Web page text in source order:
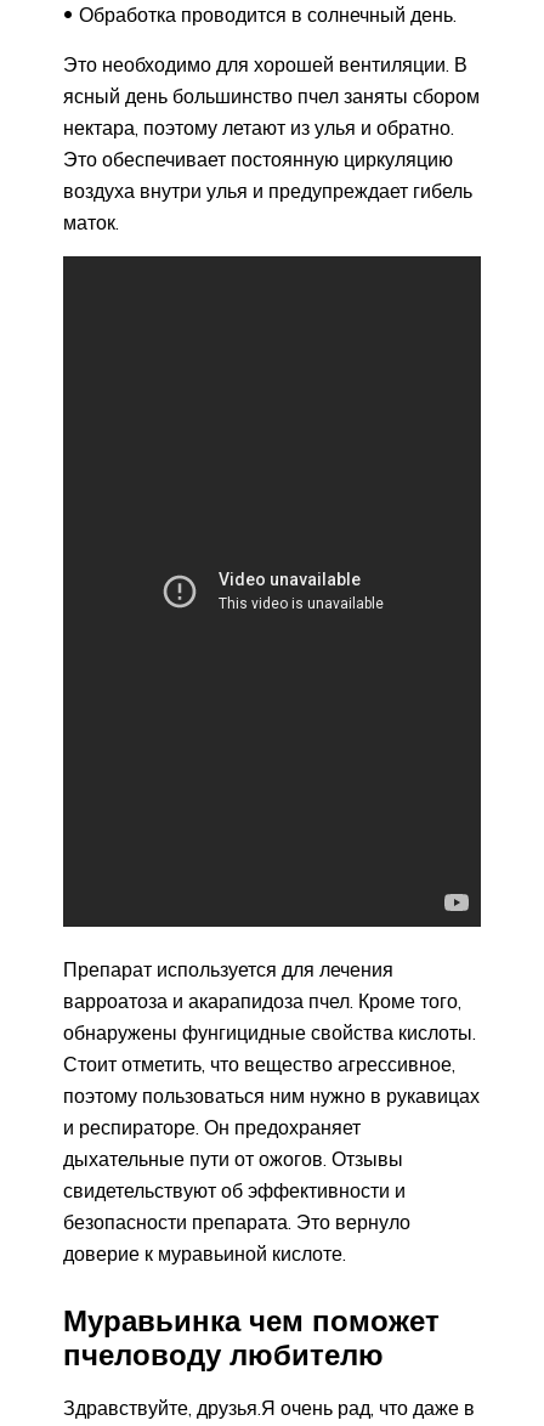
Обработка проводится в солнечный день.
Это необходимо для хорошей вентиляции. В
ясный день большинство пчел заняты сбором
нектара, поэтому летают из улья и обратно.
Это обеспечивает постоянную циркуляцию
воздуха внутри улья и предупреждает гибель
маток.
Препарат используется для лечения
варроатоза и акарапидоза пчел. Кроме того,
обнаружены фунгицидные свойства кислоты.
Стоит отметить, что вещество агрессивное,
поэтому пользоваться ним нужно в рукавицах
и респираторе. Он предохраняет
дыхательные пути от ожогов. Отзывы
свидетельствуют об эффективности и
безопасности препарата. Это вернуло
доверие к муравьиной кислоте.
Муравьинка чем поможет
пчеловоду любителю
Здравствуйте, друзья.Я очень рад, что даже в